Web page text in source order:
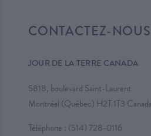
CONTACTEZ-NOUS
JOUR DE LA TERRE CANADA
5818, boulevard Saint-Laurent
Montréal (Québec) H2T 1T3 Canada
Téléphone : (514) 728-0116